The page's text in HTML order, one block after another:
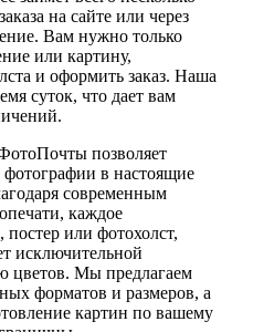
на сайте или через
Вам нужно только
или картину,
и оформить заказ. Наша
суток, что дает вам
позволяет
в настоящие
современным
каждое
или фотохолст,
исключительной
цветов. Мы предлагаем
форматов и размеров, а
картин по вашему